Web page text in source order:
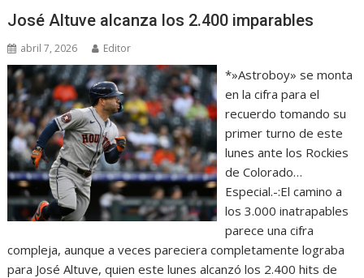
José Altuve alcanza los 2.400 imparables
abril 7, 2026 Editor
*»Astroboy» se monta
en la cifra para el
recuerdo tomando su
primer turno de este
lunes ante los Rockies
de Colorado…
Especial.-:El camino a
los 3.000 inatrapables
parece una cifra
compleja, aunque a veces pareciera completamente lograba
para José Altuve, quien este lunes alcanzó los 2.400 hits de